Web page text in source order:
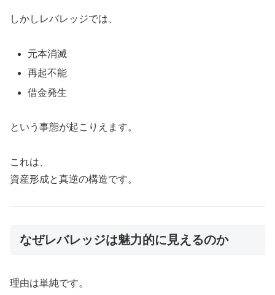
しかしレバレッジでは、
元本消滅
再起不能
借金発生
という事態が起こりえます。
これは、
資産形成と真逆の構造です。
なぜレバレッジは魅力的に見えるのか
理由は単純です。